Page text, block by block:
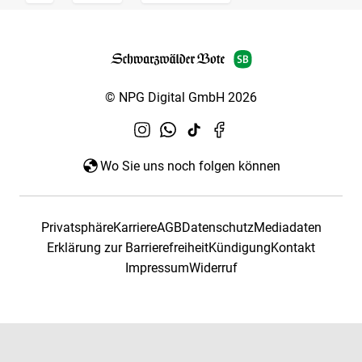
© NPG Digital GmbH 2026
Wo Sie uns noch folgen können
PrivatsphäreKarriereAGBDatenschutzMediadaten
Erklärung zur BarrierefreiheitKündigungKontakt
ImpressumWiderruf